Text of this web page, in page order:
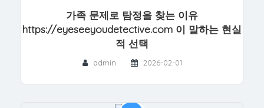
가족 문제로 탐정을 찾는 이유
https://eyeseeyoudetective.com 이 말하는 현실
적 선택
admin 2026-02-01